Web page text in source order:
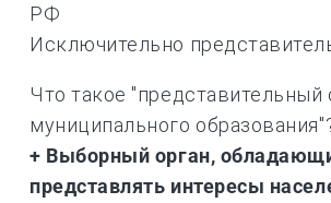
РФ
Исключительно
Что такое "представительный
муниципального
+ Выборный орган,
представлять интересы